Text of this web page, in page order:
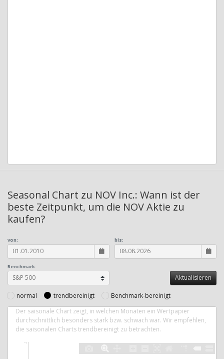
Seasonal Chart zu NOV Inc.: Wann ist der
beste Zeitpunkt, um die NOV Aktie zu
kaufen?
Benchmark:
von: bis:
normal trendbereinigt
Benchmark-bereinigt
Der saisonale Chart zeigt, in welchen Monaten ein Wertpapier
durchschnittlich besonders stark bzw. schwach war. Wir empfehlen,
die saisonalen Charts trendbereinigt zu betrachten.
4